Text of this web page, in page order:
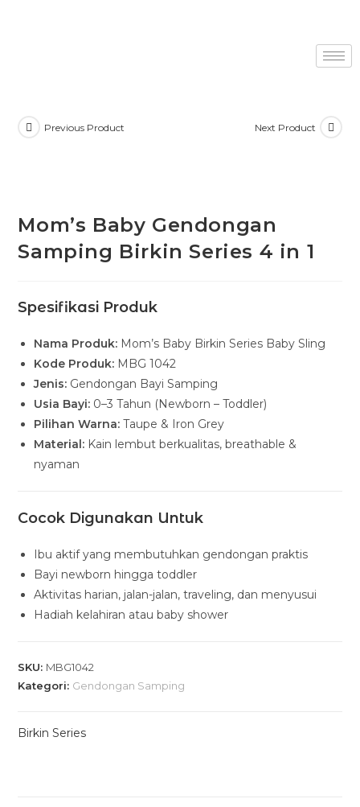
Previous Product Next Product
Mom’s Baby Gendongan
Samping Birkin Series 4 in 1
Spesifikasi Produk
Nama Produk: Mom’s Baby Birkin Series Baby Sling
Kode Produk: MBG 1042
Jenis: Gendongan Bayi Samping
Usia Bayi: 0–3 Tahun (Newborn – Toddler)
Pilihan Warna: Taupe & Iron Grey
Material: Kain lembut berkualitas, breathable &
nyaman
Cocok Digunakan Untuk
Ibu aktif yang membutuhkan gendongan praktis
Bayi newborn hingga toddler
Aktivitas harian, jalan-jalan, traveling, dan menyusui
Hadiah kelahiran atau baby shower
SKU: MBG1042
Kategori: Gendongan Samping
Birkin Series